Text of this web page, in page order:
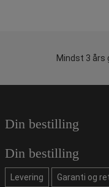
Mindst 3 års
Din bestilling
Din bestilling
Levering Garanti og